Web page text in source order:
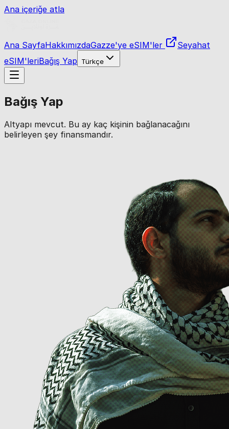
Ana içeriğe atla
Ana SayfaHakkımızdaGazze'ye eSIM'ler
Seyahat
eSIM'leriBağış Yap Türkçe
Bağış Yap
Altyapı mevcut. Bu ay kaç kişinin bağlanacağını
belirleyen şey finansmandır.